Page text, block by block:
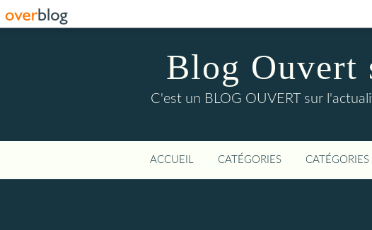
Blog Ouvert
C'est un BLOG OUVERT sur
ACCUEIL CATÉGORIES CATÉGORIES